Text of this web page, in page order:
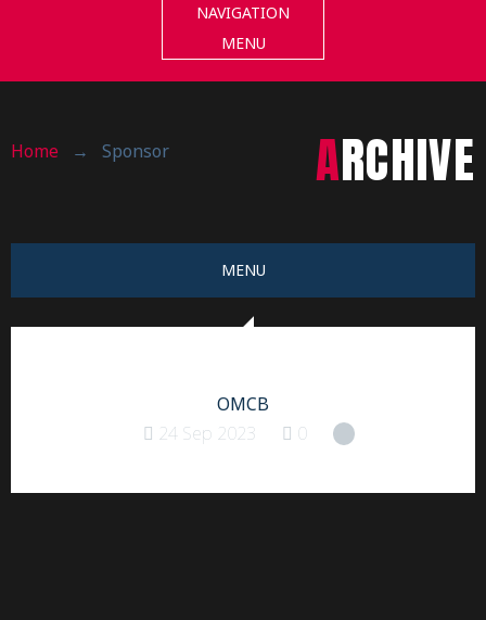
NAVIGATION
MENU
Home → Sponsor ARCHIVE
MENU
OMCB
24 Sep 2023
0